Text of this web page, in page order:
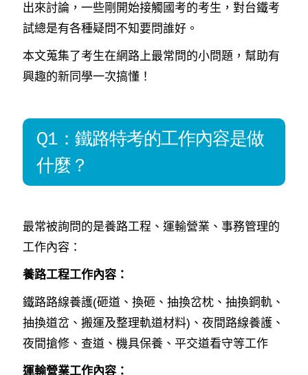
出來討論，一些剛開始接觸國考的考生，對台鐵考
試總是有各種疑問不知要問誰好。
本文蒐集了考生在網路上最常問的小問題，幫助有
興趣的新同學一次搞懂！
Q1：鐵路特考的工作內容是做
什麼？
最常被詢問的是養路工程、運輸營業、事務管理的
工作內容：
養路工程工作內容：
鐵路路線養護(砸道、換砸、抽換岔枕、抽換鋼軌、
抽換道岔、搬運及整理軌道材料)、夜間路線養護、
夜間搶修、查道、機具保養、平交道看守等工作
運輸營業工作內容：